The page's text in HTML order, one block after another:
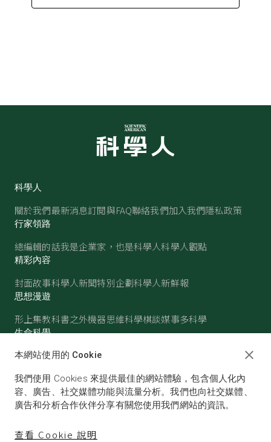
科學人
關於我們最新消息訂閱與FAQ聯絡我們加入我們隱私政策
行家領路
總編輯的話我是企業家，也是科學人科學人觀點
精彩內容
封面故事科學人新聞特別企劃科學人新鮮報
思想漫遊
形上集教科書之外機器思維科學棋談媒事多科學
生命科學
醫學古生物心理學生態學
物理 化學地球科學天文
本網站使用的 Cookie
我們使用 Cookies 來提供最佳的網站體驗，包含個人化內
容、廣告、社交媒體功能與流量分析。我們也向社交媒體、
廣告和分析合作伙伴分享有關您使用我們網站的資訊。
查看 Cookie 說明